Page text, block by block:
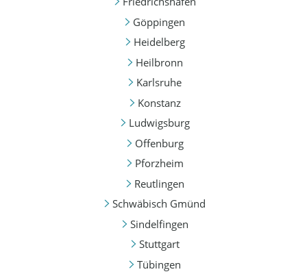
Göppingen
Heidelberg
Heilbronn
Karlsruhe
Konstanz
Ludwigsburg
Offenburg
Pforzheim
Reutlingen
Schwäbisch Gmünd
Sindelfingen
Stuttgart
Tübingen